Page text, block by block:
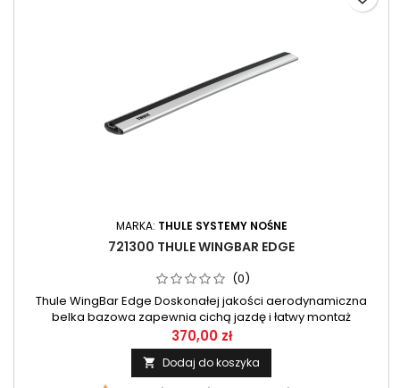
MARKA: THULE SYSTEMY NOŚNE
721300 THULE WINGBAR EDGE
(0)
Thule WingBar Edge Doskonałej jakości aerodynamiczna
belka bazowa zapewnia cichą jazdę i łatwy montaż
akcesoriów. 1 szt
370,00 zł
 Dodaj do koszyka